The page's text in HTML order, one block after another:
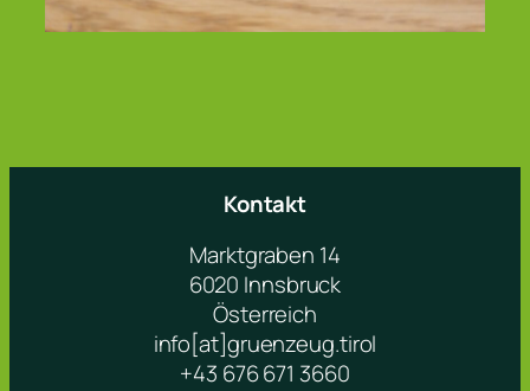
Kontakt
Marktgraben 14
6020 Innsbruck
Österreich
info[at]gruenzeug.tirol
+43 676 671 3660